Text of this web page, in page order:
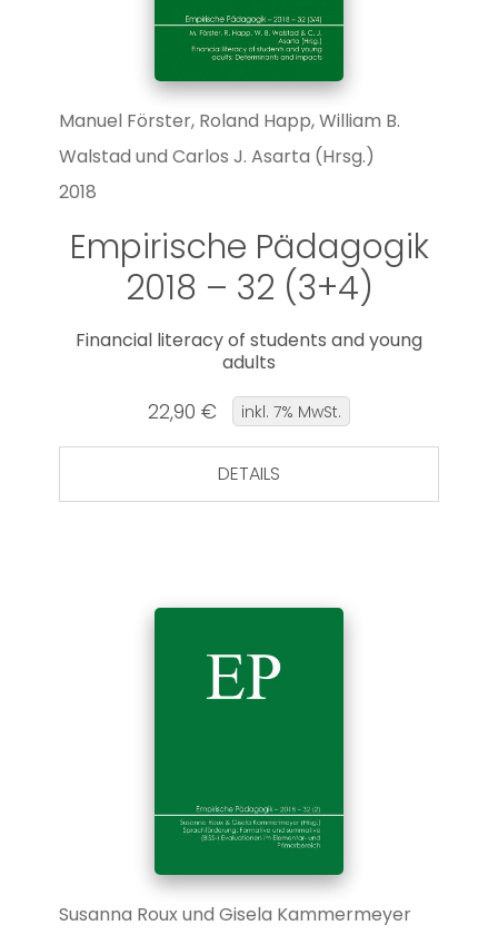
Manuel Förster, Roland Happ, William B.
Walstad und Carlos J. Asarta (Hrsg.)
2018
Empirische Pädagogik
2018 – 32 (3+4)
Financial literacy of students and young
adults
22,90 € inkl. 7% MwSt.
DETAILS
Susanna Roux und Gisela Kammermeyer